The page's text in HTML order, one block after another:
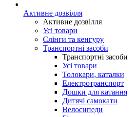
Активне дозвілля
Активне дозвілля
Усі товари
Слінги та кенгуру
Транспортні засоби
Транспортні засоби
Усі товари
Толокари, каталки
Електротранспорт
Дошки для катання
Дитячі самокати
Велосипеди